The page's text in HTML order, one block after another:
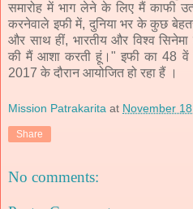
समारोह में भाग लेने के लिए मैं काफी
करनेवाले इफी में, दुनिया भर के कुछ
और साथ हीं, भारतीय और विश्व
की मैं आशा करती हूं।" इफी का 48
2017 के दौरान आयोजित हो रहा हैं ।
Mission Patrakarita at November
Share
No comments: